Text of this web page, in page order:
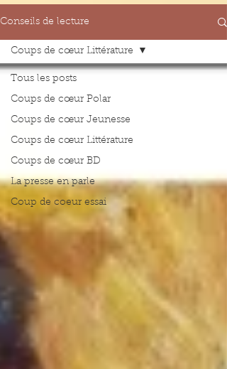
Conseils de lecture
Tous les posts
Coups de cœur Polar
Coups de cœur Jeunesse
Coups de cœur Littérature
Coups de cœur BD
La presse en parle
Coup de coeur essai
Coups de cœur Littérature